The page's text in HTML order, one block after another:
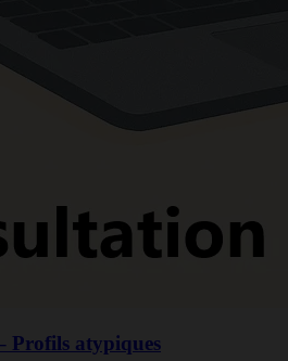
Profils atypiques